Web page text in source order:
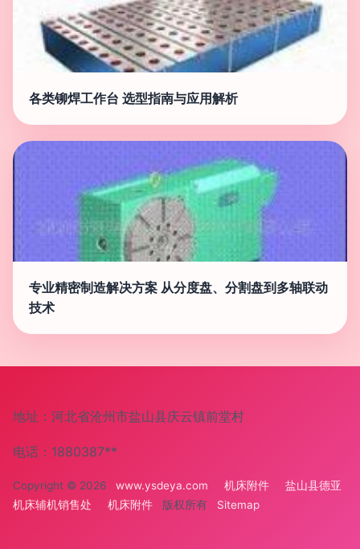
各类铆焊工作台 选型指南与应用解析
专业精密制造解决方案 从分度盘、分割盘到多轴联动
技术
地址：河北省沧州市盐山县庆云镇前堂村
电话：1880387**
Copyright © 2026 www.ysdeya.com 机床附件
盐山县德亚
机床辅机销售处
机床附件 版权所有 Sitemap